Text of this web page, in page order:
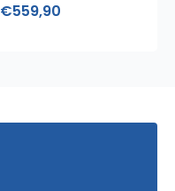
Armazenamento
€559,90